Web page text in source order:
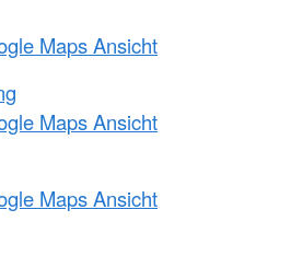
Maps Ansicht
Maps Ansicht
Maps Ansicht